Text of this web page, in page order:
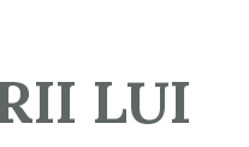
LUI